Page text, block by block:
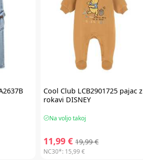
Cool Club LCB2901725 pajac z
rokavi DISNEY
Na voljo takoj
11,99 € 19,99 €
NC30*: 15,99 €